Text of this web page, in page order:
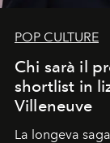
POP CULTURE
Chi sarà il
shortlist in
Villeneuve
La longeva